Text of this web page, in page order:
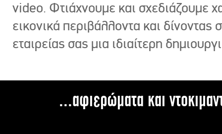
video. Φτιάχνουμε και σχεδιάζουμε
εικονικά περιβάλλοντα και δίνοντας
εταιρείας σας μια ιδιαίτερη
...αφιερώματα και